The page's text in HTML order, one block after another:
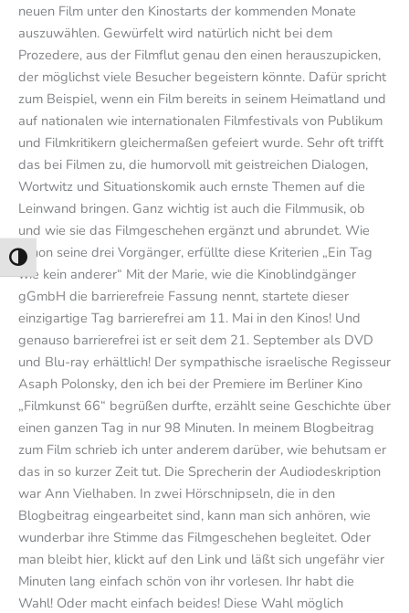
Umschalten auf hohe Kontraste
neuen Film unter den Kinostarts der kommenden Monate
auszuwählen. Gewürfelt wird natürlich nicht bei dem
Prozedere, aus der Filmflut genau den einen herauszupicken,
der möglichst viele Besucher begeistern könnte. Dafür spricht
zum Beispiel, wenn ein Film bereits in seinem Heimatland und
auf nationalen wie internationalen Filmfestivals von Publikum
und Filmkritikern gleichermaßen gefeiert wurde. Sehr oft trifft
das bei Filmen zu, die humorvoll mit geistreichen Dialogen,
Wortwitz und Situationskomik auch ernste Themen auf die
Leinwand bringen. Ganz wichtig ist auch die Filmmusik, ob
und wie sie das Filmgeschehen ergänzt und abrundet. Wie
schon seine drei Vorgänger, erfüllte diese Kriterien „Ein Tag
wie kein anderer“ Mit der Marie, wie die Kinoblindgänger
gGmbH die barrierefreie Fassung nennt, startete dieser
einzigartige Tag barrierefrei am 11. Mai in den Kinos! Und
genauso barrierefrei ist er seit dem 21. September als DVD
und Blu-ray erhältlich! Der sympathische israelische Regisseur
Asaph Polonsky, den ich bei der Premiere im Berliner Kino
„Filmkunst 66“ begrüßen durfte, erzählt seine Geschichte über
einen ganzen Tag in nur 98 Minuten. In meinem Blogbeitrag
zum Film schrieb ich unter anderem darüber, wie behutsam er
das in so kurzer Zeit tut. Die Sprecherin der Audiodeskription
war Ann Vielhaben. In zwei Hörschnipseln, die in den
Blogbeitrag eingearbeitet sind, kann man sich anhören, wie
wunderbar ihre Stimme das Filmgeschehen begleitet. Oder
man bleibt hier, klickt auf den Link und läßt sich ungefähr vier
Minuten lang einfach schön von ihr vorlesen. Ihr habt die
Wahl! Oder macht einfach beides! Diese Wahl möglich